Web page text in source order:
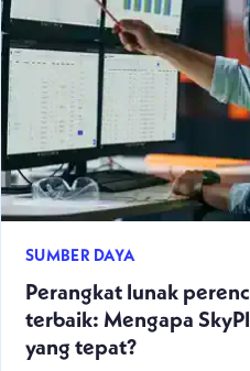
SUMBER DAYA
Perangkat lunak
terbaik: Mengapa
yang tepat?